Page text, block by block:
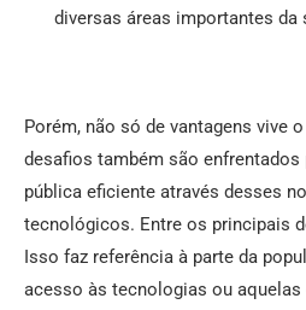
diversas áreas importantes da
Porém, não só de vantagens vive
desafios também são enfrentados
pública eficiente através desses
tecnológicos. Entre os principais
Isso faz referência à parte da
acesso às tecnologias ou aquelas